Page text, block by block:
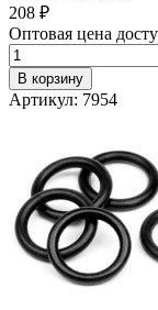
208 ₽
Оптовая цена
В корзину
Артикул: 7954